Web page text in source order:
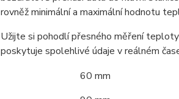
rovněž minimální a maximální hodnotu
Užijte si pohodlí přesného měření
poskytuje spolehlivé údaje v reálném
60 mm